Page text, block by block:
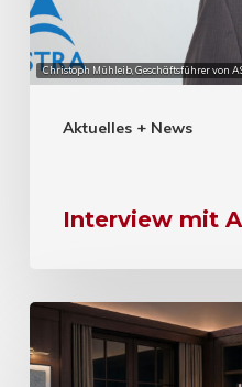
Christoph Mühleib, Geschäftsführer von
Aktuelles + News
Interview mit